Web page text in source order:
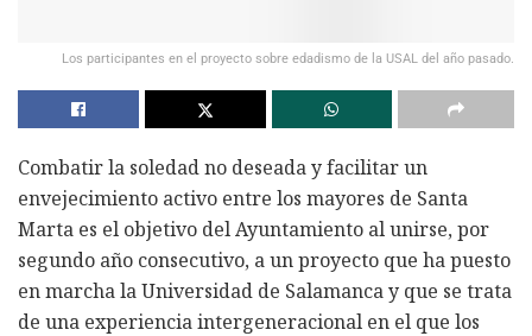
Los participantes en el proyecto sobre edadismo de la USAL del año pasado.
Combatir la soledad no deseada y facilitar un
envejecimiento activo entre los mayores de Santa
Marta es el objetivo del Ayuntamiento al unirse, por
segundo año consecutivo, a un proyecto que ha puesto
en marcha la Universidad de Salamanca y que se trata
de una experiencia intergeneracional en el que los